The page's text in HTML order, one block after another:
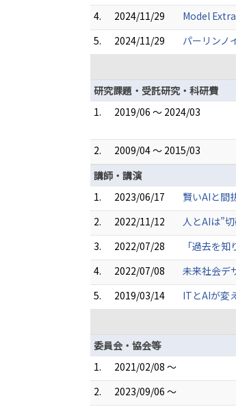
4.
2024/11/29
Model
5.
2024/11/29
パーリンノ
研究課題・受託研究・科研費
1.
2019/06 ～ 2024/03
2.
2009/04 ～ 2015/03
講師・講演
1.
2023/06/17
賢いAIと間
2.
2022/11/12
人とAIは”
3.
2022/07/28
「過去を
4.
2022/07/08
未来社会デ
5.
2019/03/14
ITとAIが変
委員会・協会等
1.
2021/02/08 ～
2.
2023/09/06 ～